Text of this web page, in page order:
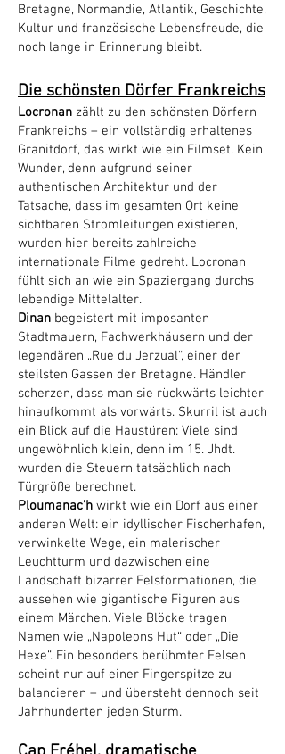
Bretagne, Normandie, Atlantik, Geschichte,
Kultur und französische Lebensfreude, die
noch lange in Erinnerung bleibt.
Die schönsten Dörfer Frankreichs
Locronan zählt zu den schönsten Dörfern
Frankreichs – ein vollständig erhaltenes
Granitdorf, das wirkt wie ein Filmset. Kein
Wunder, denn aufgrund seiner
authentischen Architektur und der
Tatsache, dass im gesamten Ort keine
sichtbaren Stromleitungen existieren,
wurden hier bereits zahlreiche
internationale Filme gedreht. Locronan
fühlt sich an wie ein Spaziergang durchs
lebendige Mittelalter.
Dinan begeistert mit imposanten
Stadtmauern, Fachwerkhäusern und der
legendären „Rue du Jerzual“, einer der
steilsten Gassen der Bretagne. Händler
scherzen, dass man sie rückwärts leichter
hinaufkommt als vorwärts. Skurril ist auch
ein Blick auf die Haustüren: Viele sind
ungewöhnlich klein, denn im 15. Jhdt.
wurden die Steuern tatsächlich nach
Türgröße berechnet.
Ploumanac’h wirkt wie ein Dorf aus einer
anderen Welt: ein idyllischer Fischerhafen,
verwinkelte Wege, ein malerischer
Leuchtturm und dazwischen eine
Landschaft bizarrer Felsformationen, die
aussehen wie gigantische Figuren aus
einem Märchen. Viele Blöcke tragen
Namen wie „Napoleons Hut“ oder „Die
Hexe“. Ein besonders berühmter Felsen
scheint nur auf einer Fingerspitze zu
balancieren – und übersteht dennoch seit
Jahrhunderten jeden Sturm.